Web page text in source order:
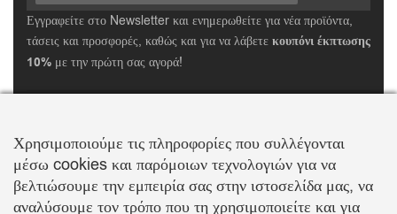
Εγγραφείτε στο Newsletter και ενημερωθείτε για νέα προϊόντα,
τάσεις και προσφορές, καθώς και για να λάβετε κουπόνι έκπτωσης
10% με την πρώτη σας αγορά!
Με την επιφύλαξη κάθε νόμιμου δικαιώματος
Χρησιμοποιούμε τις πληροφορίες που συλλέγονται
μέσω cookies και παρόμοιων τεχνολογιών για να
βελτιώσουμε την εμπειρία σας στην ιστοσελίδα μας, να
αναλύσουμε τον τρόπο που τη χρησιμοποιείτε και για